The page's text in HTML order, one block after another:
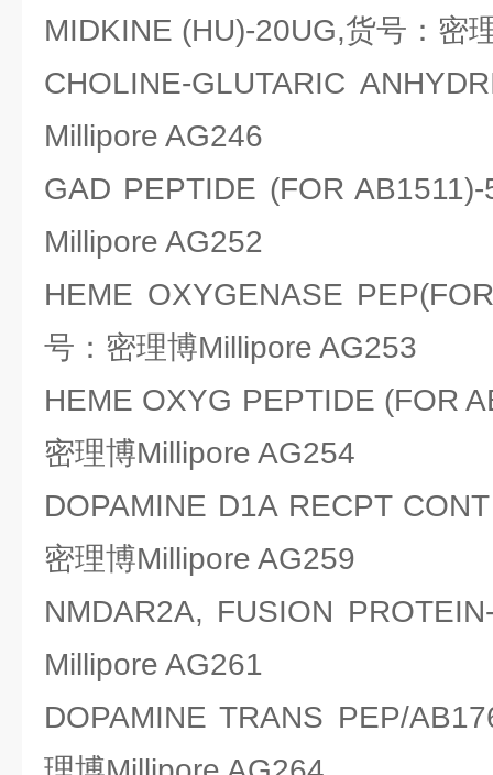
MIDKINE (HU)-20UG,货号：密
CHOLINE-GLUTARIC
Millipore AG246
GAD PEPTIDE (FOR
Millipore AG252
HEME OXYGENASE
号：密理博Millipore AG253
HEME OXYG PEPTIDE (FOR
密理博Millipore AG254
DOPAMINE D1A RECPT
密理博Millipore AG259
NMDAR2A, FUSION
Millipore AG261
DOPAMINE TRANS PEP/